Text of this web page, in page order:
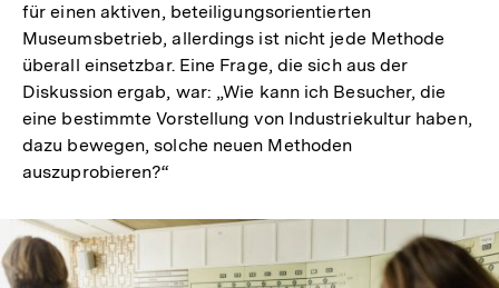
für einen aktiven, beteiligungsorientierten
Museumsbetrieb, allerdings ist nicht jede Methode
überall einsetzbar. Eine Frage, die sich aus der
Diskussion ergab, war: „Wie kann ich Besucher, die
eine bestimmte Vorstellung von Industriekultur haben,
dazu bewegen, solche neuen Methoden
auszuprobieren?“